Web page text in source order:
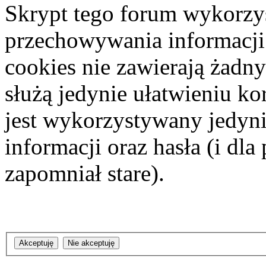
Skrypt tego forum
przechowywania
cookies nie zawierają
służą jedynie ułatwieniu
jest wykorzystywany
informacji oraz hasła (i dla
zapomniał stare).